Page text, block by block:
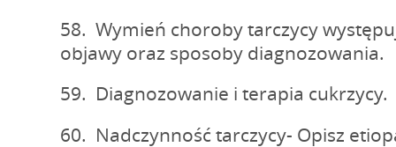
58. Wymień choroby tarczycy
objawy oraz sposoby diagnozowania.
59. Diagnozowanie i terapia cukrzycy.
60. Nadczynność tarczycy- Opisz